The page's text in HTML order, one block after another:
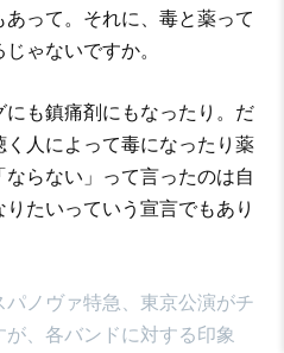
って。それに、毒と薬って
ゃないですか。
も鎮痛剤にもなったり。だ
人によって毒になったり薬
らない」って言ったのは自
たいっていう宣言でもあり
ノヴァ特急、東京公演がチ
、各バンドに対する印象